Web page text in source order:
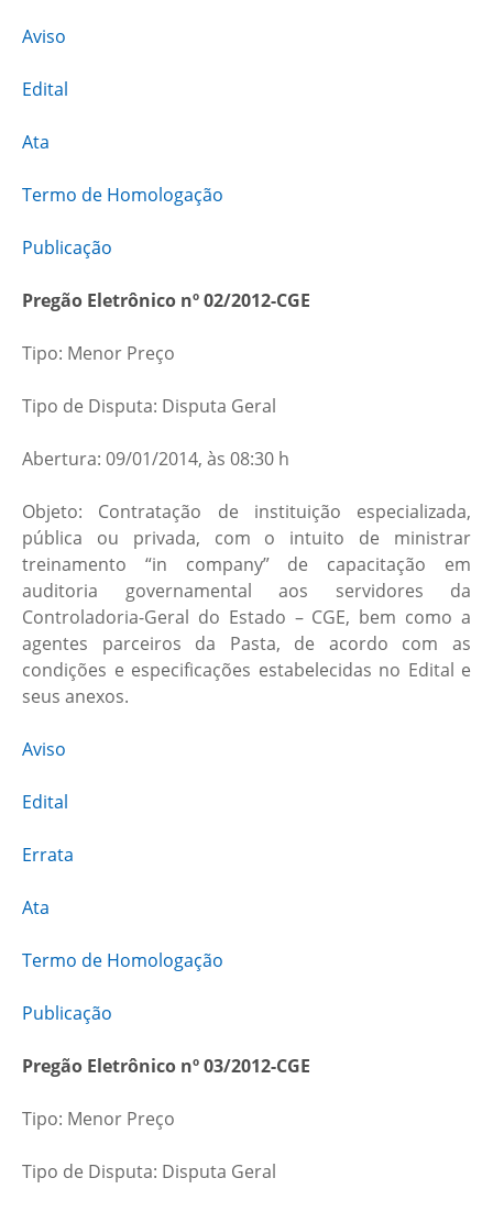
Aviso
Edital
Ata
Termo de Homologação
Publicação
Pregão Eletrônico nº 02/2012-CGE
Tipo: Menor Preço
Tipo de Disputa: Disputa Geral
Abertura: 09/01/2014, às 08:30 h
Objeto: Contratação de instituição especializada,
pública ou privada, com o intuito de ministrar
treinamento “in company” de capacitação em
auditoria governamental aos servidores da
Controladoria-Geral do Estado – CGE, bem como a
agentes parceiros da Pasta, de acordo com as
condições e especificações estabelecidas no Edital e
seus anexos.
Aviso
Edital
Errata
Ata
Termo de Homologação
Publicação
Pregão Eletrônico nº 03/2012-CGE
Tipo: Menor Preço
Tipo de Disputa: Disputa Geral